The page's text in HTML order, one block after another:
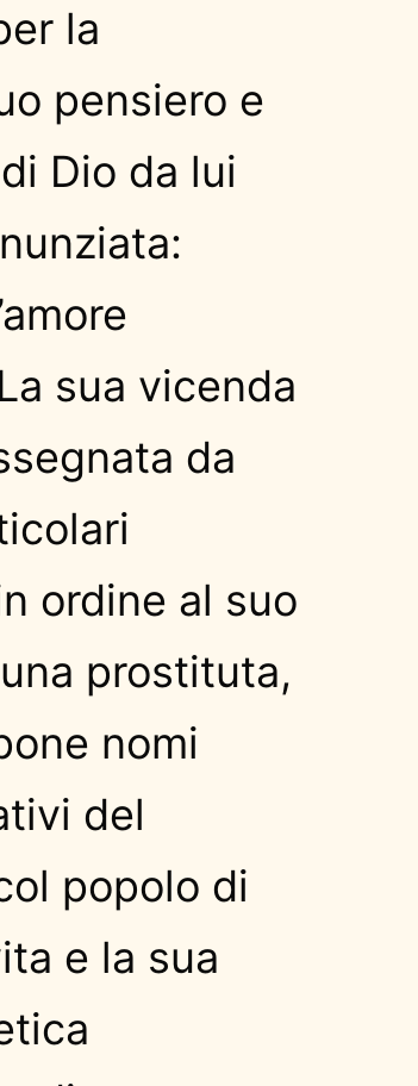
la
pensiero e
Dio da lui
sua vicenda
da
ordine al suo
prostituta,
nomi
del
popolo di
e la sua